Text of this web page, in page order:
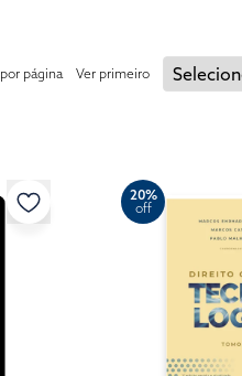
por página Ver primeiro
20%
off